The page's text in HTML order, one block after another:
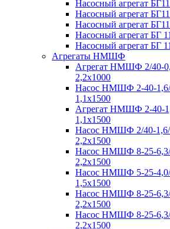
Насосный агрегат
Насосный агрегат
Насосный агрегат
Насосный агрегат БГ
Насосный агрегат БГ
Агрегаты НМШФ
Агрегат НМШФ 2/40-
2,2х1000
Насос НМШФ 2-40-1,6/
1,1х1500
Агрегат НМШФ 2-40-
1,1х1500
Насос НМШФ 2/40-1,6/
2,2х1500
Насос НМШФ 8-25-6,3/
2,2х1500
Насос НМШФ 5-25-4,0/
1,5х1500
Насос НМШФ 8-25-6,3/
2,2х1500
Насос НМШФ 8-25-6,3/
2,2х1500